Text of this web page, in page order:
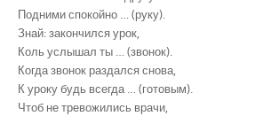
Подними спокойно … (руку).
Знай: закончился урок,
Коль услышал ты … (звонок).
Когда звонок раздался снова,
К уроку будь всегда … (готовым).
Чтоб не тревожились врачи,